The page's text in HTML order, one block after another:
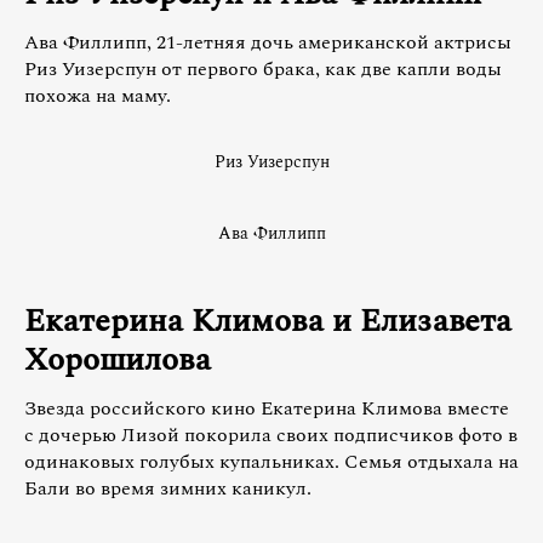
Ава Филлипп, 21-летняя дочь американской актрисы
Риз Уизерспун от первого брака, как две капли воды
похожа на маму.
Риз Уизерспун
Ава Филлипп
Екатерина Климова и Елизавета
Хорошилова
Звезда российского кино Екатерина Климова вместе
с дочерью Лизой покорила своих подписчиков фото в
одинаковых голубых купальниках. Семья отдыхала на
Бали во время зимних каникул.